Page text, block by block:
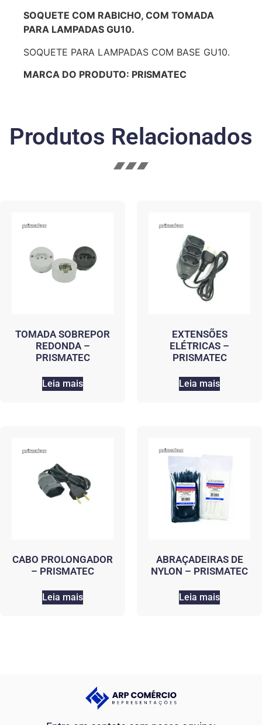
SOQUETE COM RABICHO, COM TOMADA
PARA LAMPADAS GU10.
SOQUETE PARA LAMPADAS COM BASE GU10.
MARCA DO PRODUTO: PRISMATEC
Produtos Relacionados
TOMADA SOBREPOR
REDONDA –
PRISMATEC
Leia mais
EXTENSÕES
ELÉTRICAS –
PRISMATEC
Leia mais
CABO PROLONGADOR
– PRISMATEC
Leia mais
ABRAÇADEIRAS DE
NYLON – PRISMATEC
Leia mais